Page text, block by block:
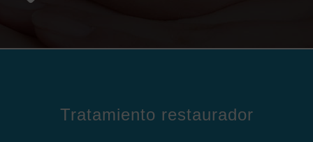
Tratamiento restaurador